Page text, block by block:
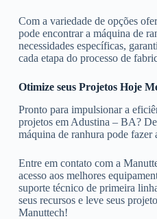
Com a variedade de opções
pode encontrar a máquina de
necessidades específicas,
cada etapa do processo de
Otimize seus Projetos Hoje
Pronto para impulsionar a
projetos em Adustina – BA?
máquina de ranhura pode fazer
Entre em contato com a
acesso aos melhores
suporte técnico de primeira
seus recursos e leve seus
Manuttech!